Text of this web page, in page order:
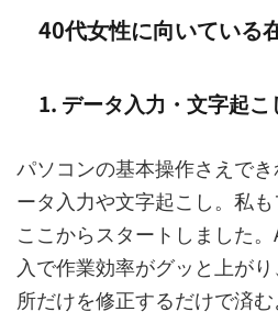
40代女性に向いている
1. データ入力・文字起こ
パソコンの基本操作さえで
ータ入力や文字起こし。私
ここからスタートしました
入で作業効率がグッと上が
所だけを修正するだけで済む